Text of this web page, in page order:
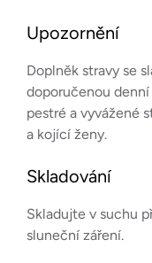
Upozornění
Doplněk stravy se
doporučenou denní
pestré a vyvážené
a kojící ženy.
Skladování
Skladujte v suchu
sluneční záření.